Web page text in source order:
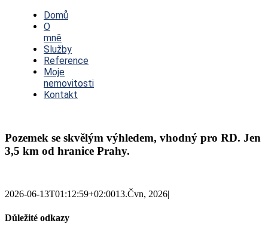
NavigationDomů
O
mně
Služby
Reference
Moje
nemovitosti
Kontakt
Pozemek se skvělým výhledem, vhodný pro RD. Jen
3,5 km od hranice Prahy.
2026-06-13T01:12:59+02:0013.Čvn, 2026|
Důležité odkazy